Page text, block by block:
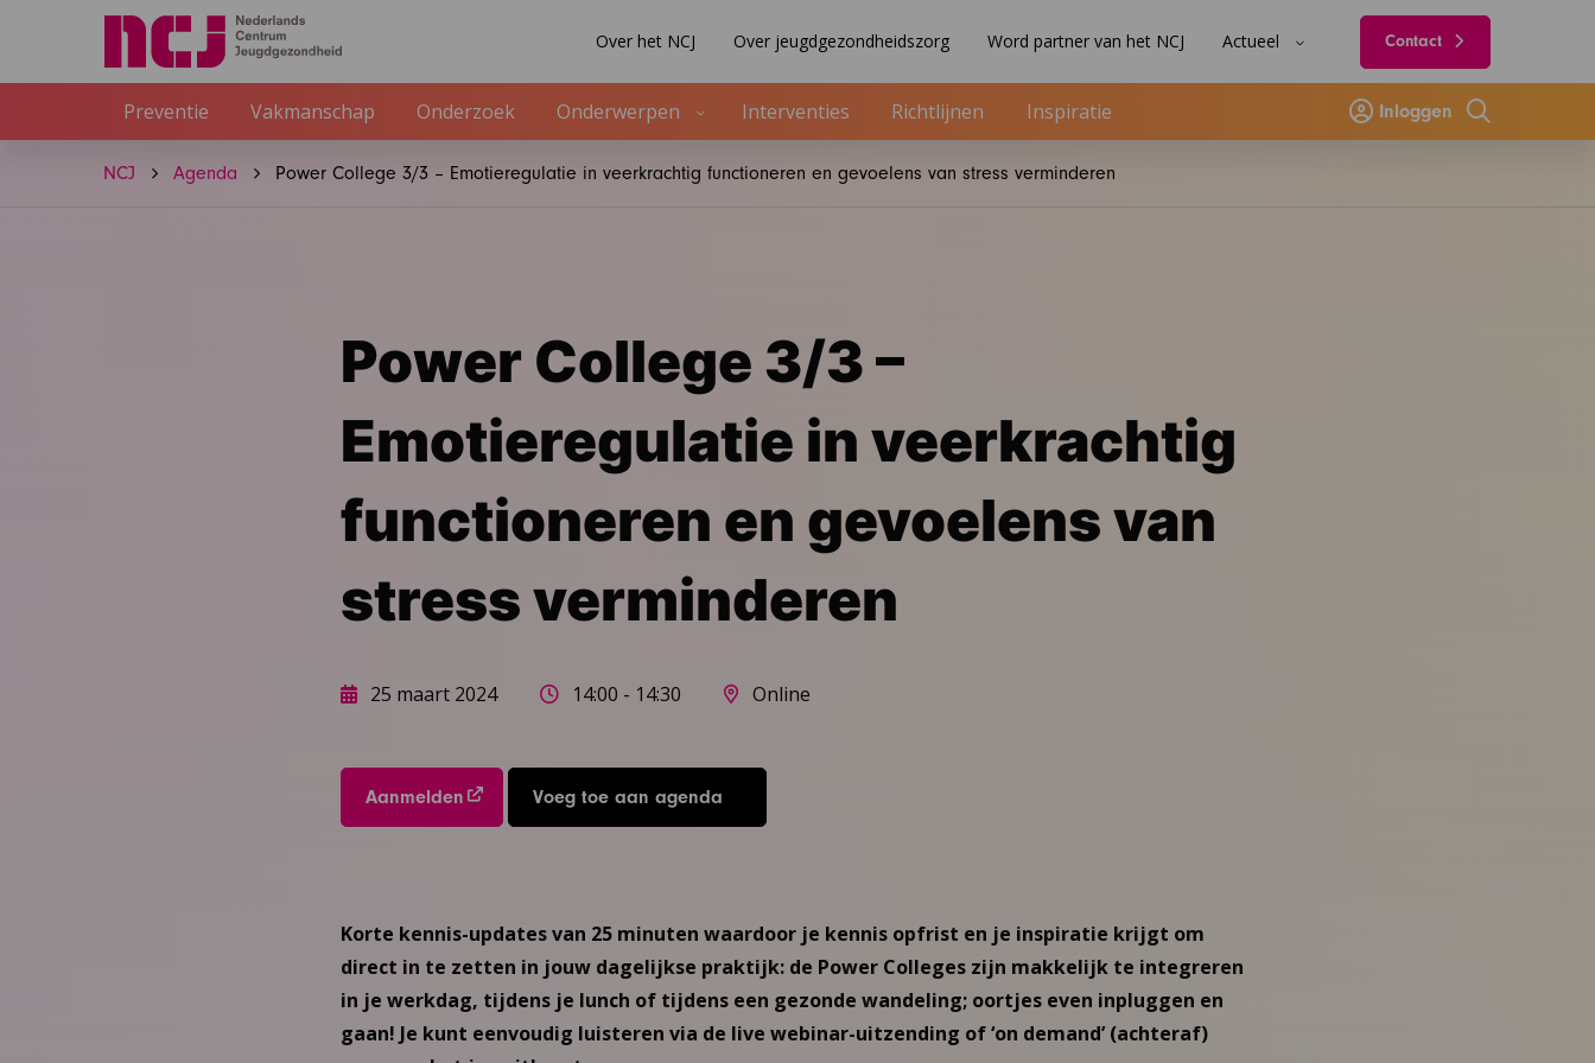
Over het NCJ Over jeugdgezondheidszorg Word partner van het NCJ Actueel Contact
Preventie Vakmanschap Onderzoek Onderwerpen Interventies Richtlijnen Inspiratie Inloggen
Zoeken
NCJ Agenda Power College 3/3 – Emotieregulatie in veerkrachtig functioneren en gevoelens van stress verminderen
Power College 3/3 –
Emotieregulatie in veerkrachtig
functioneren en gevoelens van
stress verminderen
25 maart 2024 14:00 - 14:30 Online
Aanmelden Voeg toe aan agenda
Korte kennis-updates van 25 minuten waardoor je kennis opfrist en je inspiratie krijgt om
direct in te zetten in jouw dagelijkse praktijk: de Power Colleges zijn makkelijk te integreren
in je werkdag, tijdens je lunch of tijdens een gezonde wandeling; oortjes even inpluggen en
gaan! Je kunt eenvoudig luisteren via de live webinar-uitzending of ‘on demand’ (achteraf)